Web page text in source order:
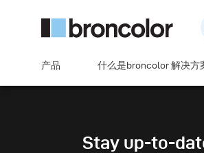
产品 什么是broncolor 解决方
Stay up-to-